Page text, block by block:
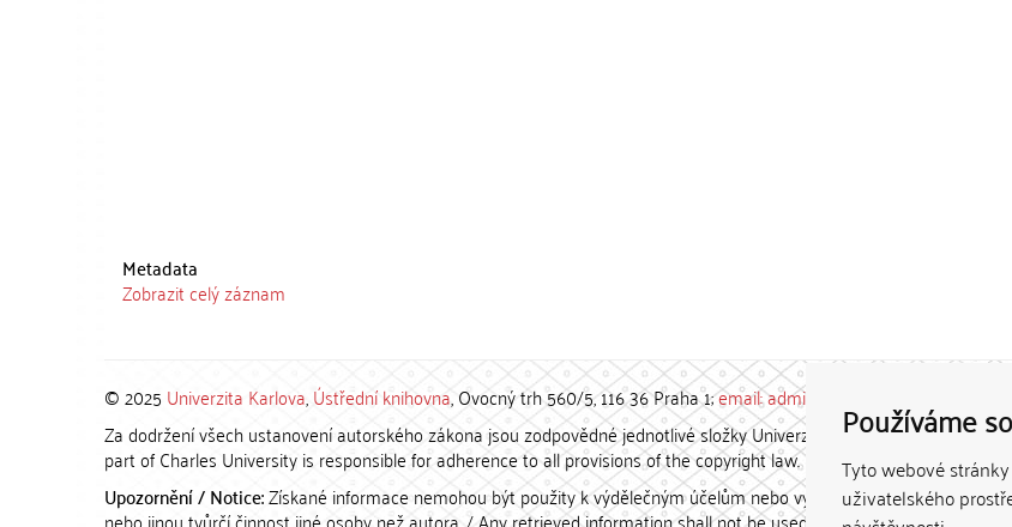
Používáme
Tyto webové
uživatelského
Metadata
Zobrazit celý záznam
© 2025 Univerzita Karlova,Ústřední knihovna, Ovocný trh 560/5, 116 36 Praha 1;email: admin-repozitar [at] cuni.cz
Za dodržení všech ustanovení autorského zákona jsou zodpovědné jednotlivé složky Univerzity Karlovy. / Each
part of Charles University is responsible for adherence to all provisions of the copyright law.
Upozornění / Notice:Získané informace nemohou být použity k výdělečným účelům nebo vydávány za studijní,